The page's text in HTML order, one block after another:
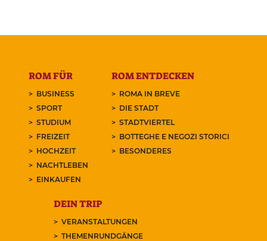
ROM FÜR
BUSINESS
SPORT
STUDIUM
FREIZEIT
HOCHZEIT
NACHTLEBEN
EINKAUFEN
ROM ENTDECKEN
ROMA IN BREVE
DIE STADT
STADTVIERTEL
BOTTEGHE E NEGOZI STORICI
BESONDERES
DEIN TRIP
VERANSTALTUNGEN
THEMENRUNDGÄNGE